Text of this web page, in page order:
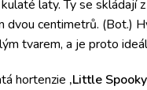
laty. Ty se skládají
dvou centimetrů. (Bot.)
tvarem, a je proto
hortenzie ‚Little